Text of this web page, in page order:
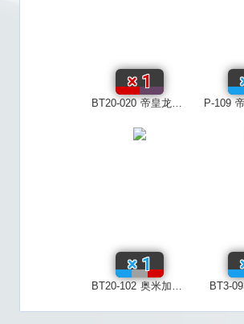
BT20-020 帝皇龙甲兽：战士形态
×1
P-109 帝
BT20-102 奥米加兽X抗体
×1
BT3-